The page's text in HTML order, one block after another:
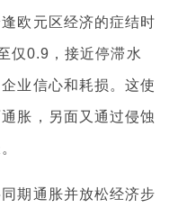
欧元区经济的症结时
仅0.9，接近停滞水
业信心和耗损。这使
胀，另面又通过侵蚀
期通胀并放松经济步